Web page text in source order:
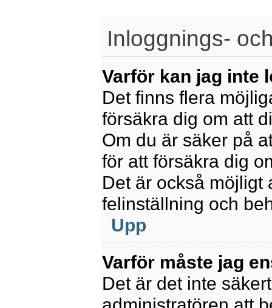
Inloggnings-
Varför kan jag inte
Det finns flera
försäkra dig om att
Om du är säker på
för att försäkra dig
Det är också möjligt
felinställning och
Upp
Varför måste jag
Det är det inte